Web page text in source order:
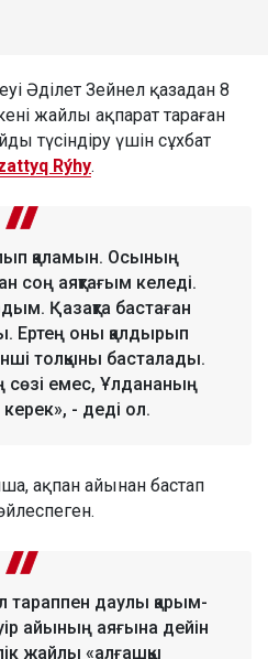
Әділет Зейнел қазадан 8
жайлы ақпарат тараған
түсіндіру үшін сұхбат
Rýhy.
қаламын. Осының
соң аяқтағым келеді.
Қазақта бастаған
Ертең оны қалдырып
толқыны басталады.
сөзі емес, Ұлдананың
керек», - деді ол.
ақпан айынан бастап
тараппен даулы қарым-
айының аяғына дейін
жайлы «алғашқы